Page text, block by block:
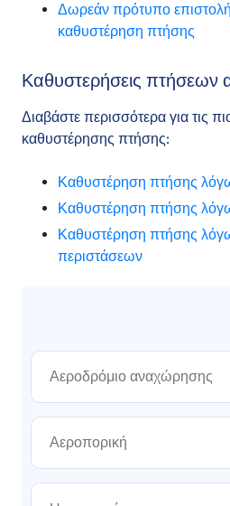
Δωρεάν πρότυπο
καθυστέρηση πτήσης
Καθυστερήσεις πτήσεων
Διαβάστε περισσότερα για τις
καθυστέρησης πτήσης:
Καθυστέρηση πτήσης
Καθυστέρηση πτήσης
Καθυστέρηση πτήσης
περιστάσεων